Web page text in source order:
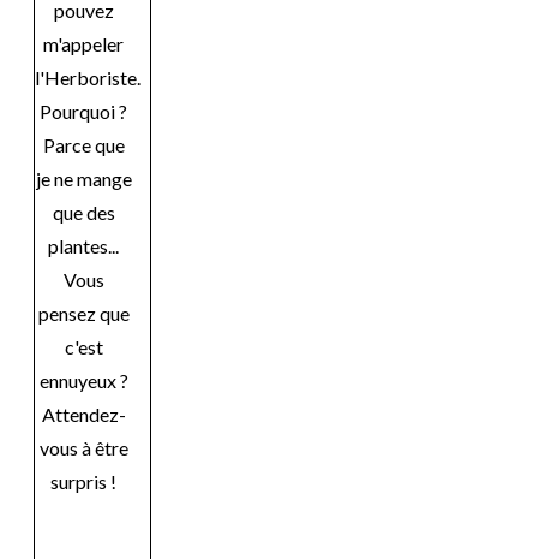
pouvez
m'appeler
l'Herboriste.
Pourquoi ?
Parce que
je ne mange
que des
plantes...
Vous
pensez que
c'est
ennuyeux ?
Attendez-
vous à être
surpris !